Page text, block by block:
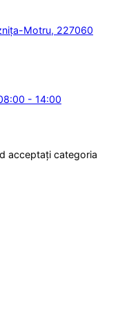
Motru, 227060
- 14:00
acceptați categoria